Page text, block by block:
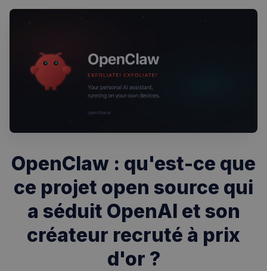
OpenClaw : qu'est-ce que
ce projet open source qui
a séduit OpenAI et son
créateur recruté à prix
d'or ?